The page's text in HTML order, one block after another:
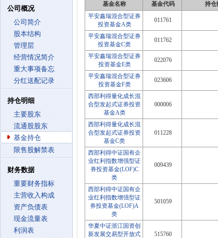
公司概况
公司简介
股本结构
管理层
经营情况简介
重大事项备忘
分红送配记录
持仓明细
主要股东
流通股股东
基金持仓
限售股解禁表
财务数据
重要财务指标
主营收入构成
资产负债表
现金流量表
利润表
基金名称 基金代码
持仓
平安鑫瑞混合型证券
投资基金A类
011761
平安鑫瑞混合型证券
投资基金C类
011762
平安鑫瑞混合型证券
投资基金E类
022076
平安鑫瑞混合型证券
投资基金F类
023606
西部利得量化成长混
合型发起式证券投资
基金A类
000006
西部利得量化成长混
合型发起式证券投资
基金C类
011228
西部利得中证国有企
业红利指数增强型证
券投资基金(LOF)C
类
009439
西部利得中证国有企
业红利指数增强型证
券投资基金(LOF)A
类
501059
华夏中证浙江国资创
新发展交易型开放式
515760